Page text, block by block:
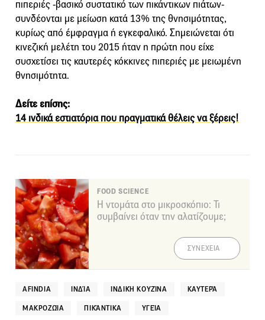
πιπεριές -βασικό συστατικό των πικάντικων πιάτων-
συνδέονται με μείωση κατά 13% της θνησιμότητας,
κυρίως από έμφραγμα ή εγκεφαλικό. Σημειώνεται ότι
κινεζική μελέτη του 2015 ήταν η πρώτη που είχε
συσχετίσει τις καυτερές κόκκινες πιπεριές με μειωμένη
θνησιμότητα.
Δείτε επίσης:
14 ινδικά εστιατόρια που πραγματικά θέλεις να ξέρεις!
FOOD SCIENCE
Η ντομάτα στο μικροσκόπιο: Τι
συμβαίνει όταν την αλατίζουμε;
ΣΥΝΕΧΕΙΑ
AFINDIA ΙΝΔΊΑ ΙΝΔΙΚΉ ΚΟΥΖΊΝΑ ΚΑΥΤΕΡΆ
ΜΑΚΡΟΖΩΊΑ ΠΙΚΆΝΤΙΚΑ ΥΓΕΊΑ